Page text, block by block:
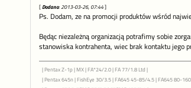
[Dodano: 2013-03-26, 07:44]
Ps. Dodam, ze na promocji produktów wśród
Będąc niezależną organizacją potrafimy sobie
stanowiska kontrahenta, wiec brak kontaktu jego
| Pentax Z-1p | MX | FA*24/2.0 | FA 77/1.8 Ltd |
| Pentax 645n | FishEye 30/3.5 | FA645 45-85/4.5 | FA645 80-